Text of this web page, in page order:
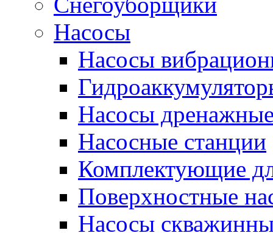
Насосы
Насосы
Насосы
Насосные станции
Комплектующие
Поверхностные
Насосы